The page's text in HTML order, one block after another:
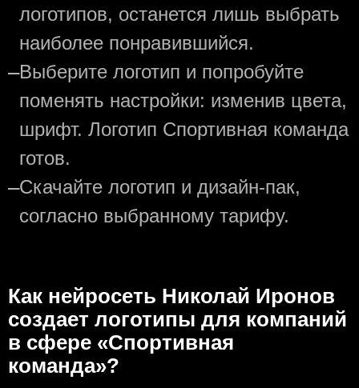
логотипов, останется лишь выбрать
наиболее понравившийся.
—Выберите логотип и попробуйте
поменять настройки: изменив цвета,
шрифт. Логотип Спортивная команда
готов.
—Скачайте логотип и дизайн-пак,
согласно выбранному тарифу.
Как нейросеть Николай Иронов
создаeт логотипы для компаний
в сфере «Спортивная
команда»?